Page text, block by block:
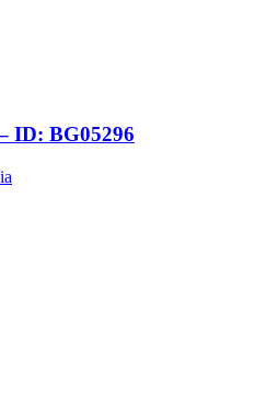
ID: BG05296